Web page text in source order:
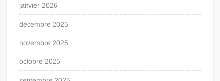
janvier 2026
décembre 2025
novembre 2025
octobre 2025